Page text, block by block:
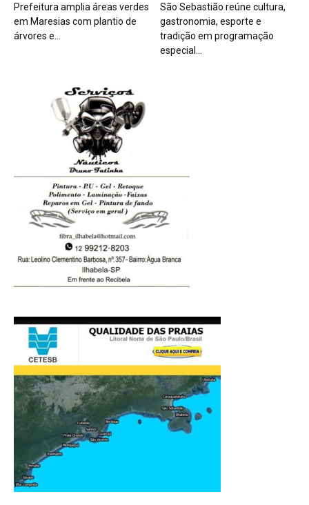
Prefeitura amplia áreas verdes
em Maresias com plantio de
árvores e...
São Sebastião reúne cultura,
gastronomia, esporte e
tradição em programação
especial...